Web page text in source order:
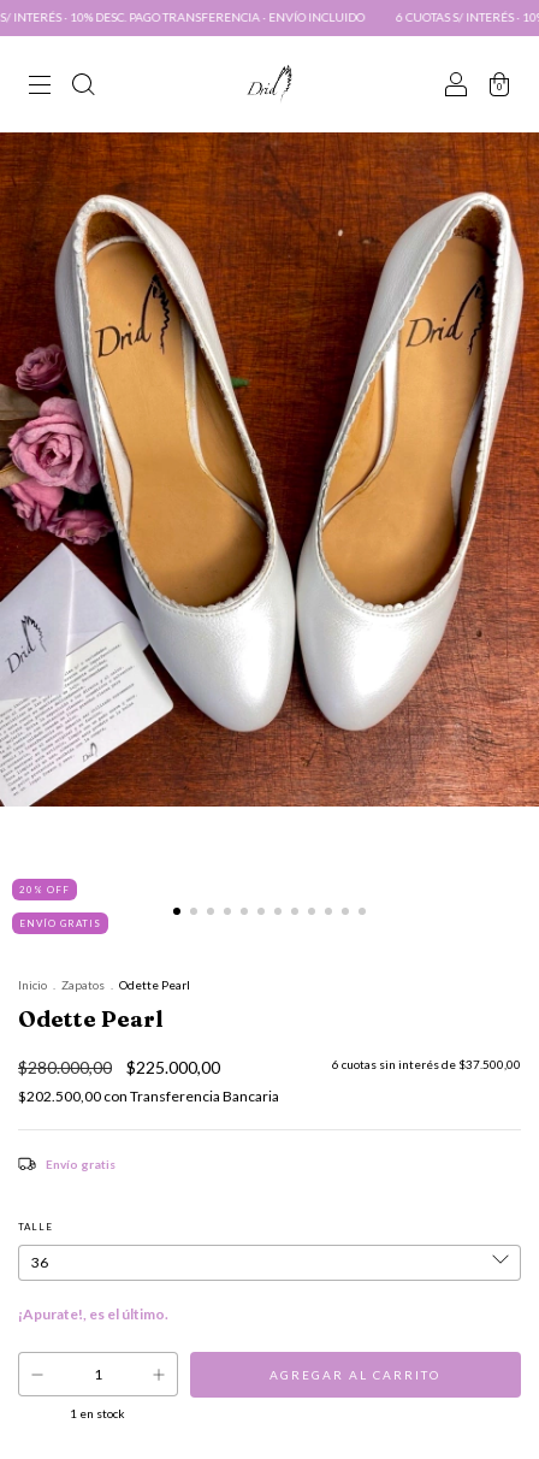
TRANSFERENCIA · ENVÍO INCLUIDO 6 CUOTAS S/ INTERÉS · 10% DESC. PAGO
0
20 % OFF
ENVÍO GRATIS
Inicio . Zapatos . Odette Pearl
Odette Pearl
$280.000,00 $225.000,00 6 cuotas sin interés de $37.500,00
$202.500,00 con Transferencia Bancaria
Envío gratis
TALLE
¡Apurate!, es el último.
1 en stock